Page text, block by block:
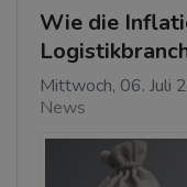
Wie die
Mittwoch, 06. Juli
News